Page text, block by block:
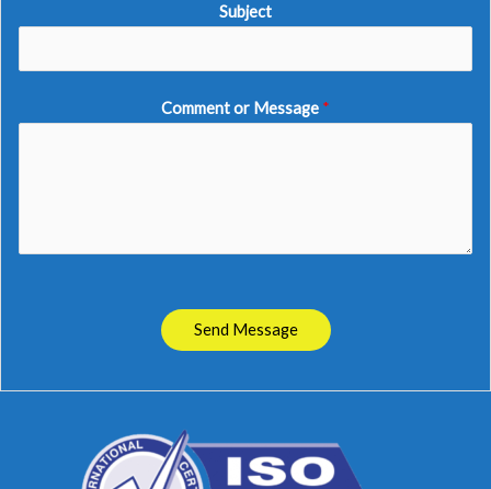
Subject
Comment or Message *
Send Message